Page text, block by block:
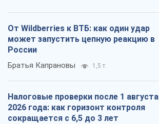
От Wildberries к ВТБ: как один удар
может запустить цепную реакцию в
России
Братья Капрановы 1,5 т.
Налоговые проверки после 1 августа
2026 года: как горизонт контроля
сокращается с 6,5 до 3 лет